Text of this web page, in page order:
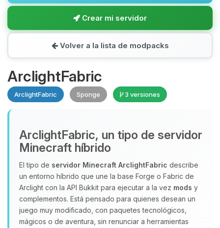
Crear mi servidor
Volver a la lista de modpacks
ArclightFabric
ArclightFabric Sponge 3 versiones
ArclightFabric, un tipo de servidor
Minecraft híbrido
El tipo de servidor Minecraft ArclightFabric describe
un entorno híbrido que une la base Forge o Fabric de
Arclight con la API Bukkit para ejecutar a la vez mods y
complementos. Está pensado para quienes desean un
juego muy modificado, con paquetes tecnológicos,
mágicos o de aventura, sin renunciar a herramientas
hablar! Soy Choupy, tu pequeno
asistente de BoxToPlay. Cuentame
pequenos circuitos para ayudarte.